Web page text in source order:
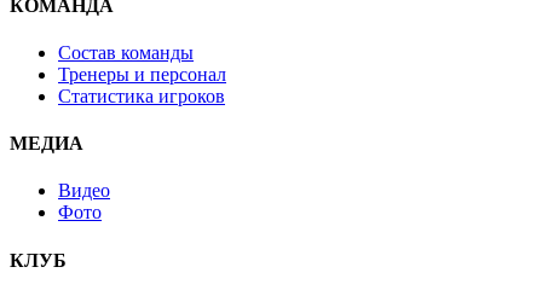
КОМАНДА
Состав команды
Тренеры и персонал
Статистика игроков
МЕДИА
Видео
Фото
КЛУБ